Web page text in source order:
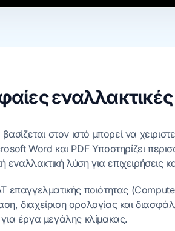
στον ιστό μπορεί να
Word και PDF Υποστηρίζει
εναλλακτική λύση για
επαγγελματικής ποιότητας
διαχείριση ορολογίας και
έργα μεγάλης κλίμακας.